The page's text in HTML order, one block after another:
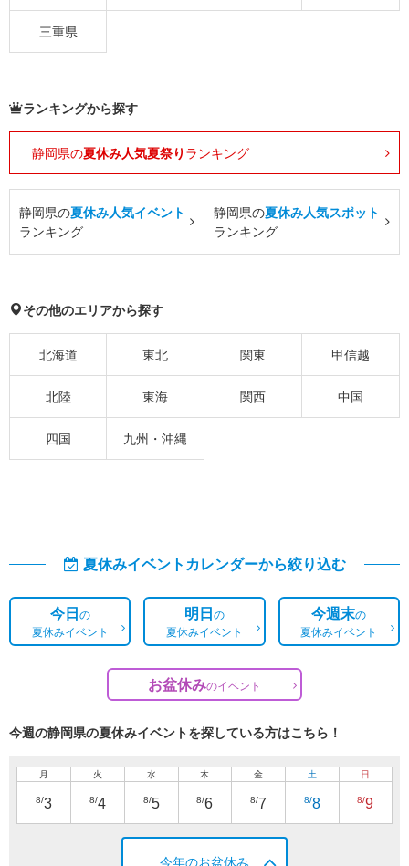
三重県
ランキングから探す
静岡県の夏休み人気夏祭り ランキング
静岡県の夏休み人気イベント
ランキング
静岡県の夏休み人気スポット
ランキング
その他のエリアから探す
北海道 東北 関東 甲信越
北陸 東海 関西 中国
四国 九州・沖縄
夏休みイベントカレンダーから絞り込む
今日の
夏休みイベント
明日の
夏休みイベント
今週末の
夏休みイベント
お盆休みのイベント
今週の静岡県の夏休みイベントを探している方はこちら！
月
8/3
火
8/4
水
8/5
木
8/6
金
8/7
土
8/8
日
8/9
今年のお盆休み